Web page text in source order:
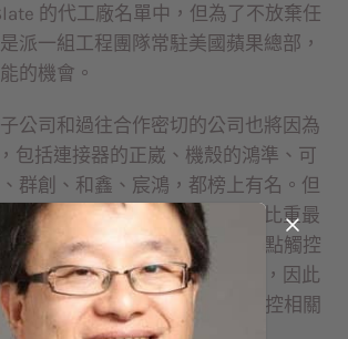
的代工廠名單中，但為了不放棄任
派一組工程團隊常駐美國蘋果總部，
的機會。
公司和過往合作密切的公司也將因為
包括連接器的正崴、機殼的鴻準、可
群創、和鑫、宸鴻，都榜上有名。但
果的產品結構中，占整體採購比重最
Ｕ，約占一成，但 iSlate 對多點觸控
，可能會占到整體比重的二成，因此
受惠最大的族群應是面板及觸控相關